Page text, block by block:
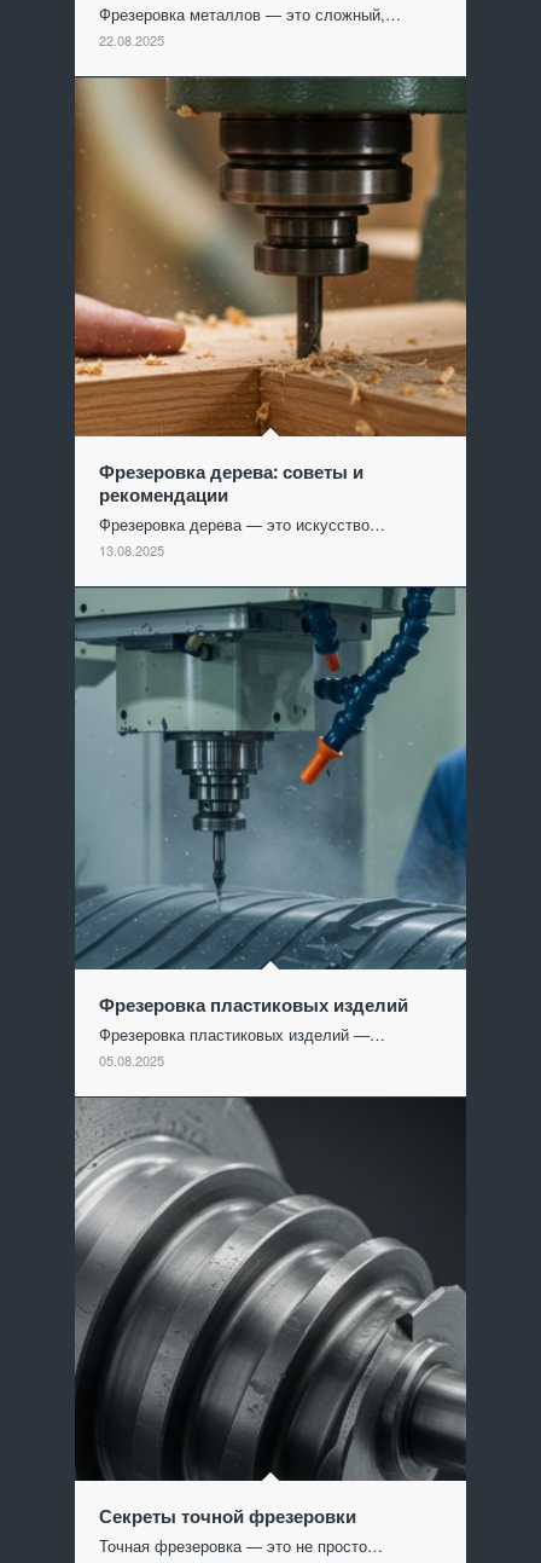
Фрезеровка металлов — это сложный,…
22.08.2025
Фрезеровка дерева: советы и
рекомендации
Фрезеровка дерева — это искусство…
13.08.2025
Фрезеровка пластиковых изделий
Фрезеровка пластиковых изделий —…
05.08.2025
Секреты точной фрезеровки
Точная фрезеровка — это не просто…